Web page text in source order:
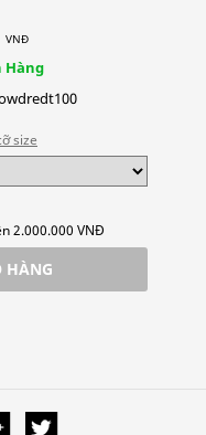
VNĐ
Hàng
size
2.000.000 VNĐ
HÀNG